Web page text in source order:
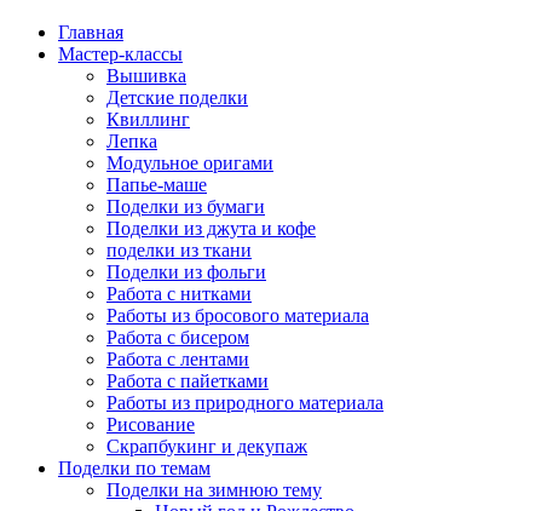
Главная
Мастер-классы
Вышивка
Детские поделки
Квиллинг
Лепка
Модульное оригами
Папье-маше
Поделки из бумаги
Поделки из джута и кофе
поделки из ткани
Поделки из фольги
Работа с нитками
Работы из бросового материала
Работа с бисером
Работа с лентами
Работа с пайетками
Работы из природного материала
Рисование
Скрапбукинг и декупаж
Поделки по темам
Поделки на зимнюю тему